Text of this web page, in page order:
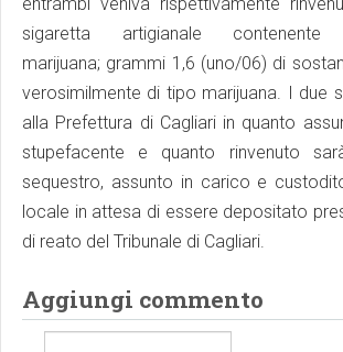
sigaretta artigianale contenente
marijuana; grammi 1,6 (uno/06) di
verosimilmente di tipo marijuana. I due
alla Prefettura di Cagliari in quanto
stupefacente e quanto rinvenuto
sequestro, assunto in carico e
locale in attesa di essere depositato
di reato del Tribunale di Cagliari.
Aggiungi commento